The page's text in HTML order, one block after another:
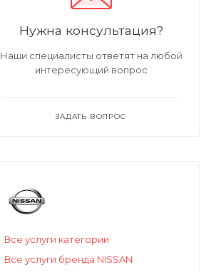
Нужна консультация?
Наши специалисты ответят на любой
интересующий вопрос
ЗАДАТЬ ВОПРОС
Все услуги категории
Все услуги бренда NISSAN